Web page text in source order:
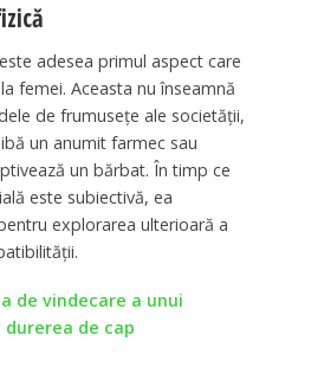
adesea primul aspect care
femei. Aceasta nu înseamnă
de frumusețe ale societății,
un anumit farmec sau
un bărbat. În timp ce
este subiectivă, ea
explorarea ulterioară a
de vindecare a unui
durerea de cap